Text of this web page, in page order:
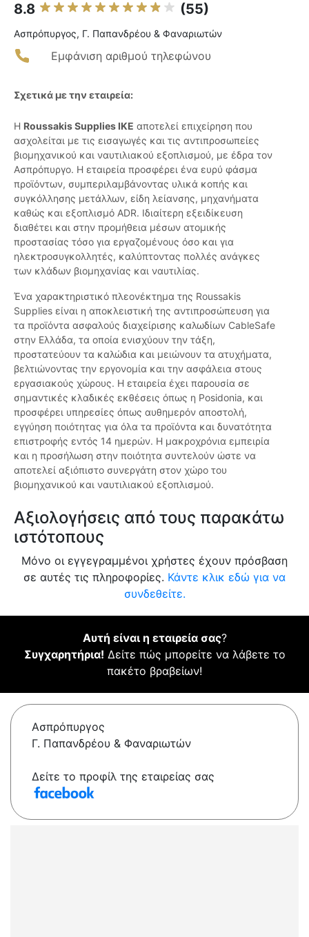
8.8 (55)
Ασπρόπυργος, Γ. Παπανδρέου & Φαναριωτών
Εμφάνιση αριθμού τηλεφώνου
Σχετικά με την εταιρεία:
Η Roussakis Supplies IKE αποτελεί επιχείρηση που
ασχολείται με τις εισαγωγές και τις αντιπροσωπείες
βιομηχανικού και ναυτιλιακού εξοπλισμού, με έδρα τον
Ασπρόπυργο. Η εταιρεία προσφέρει ένα ευρύ φάσμα
προϊόντων, συμπεριλαμβάνοντας υλικά κοπής και
συγκόλλησης μετάλλων, είδη λείανσης, μηχανήματα
καθώς και εξοπλισμό ADR. Ιδιαίτερη εξειδίκευση
διαθέτει και στην προμήθεια μέσων ατομικής
προστασίας τόσο για εργαζομένους όσο και για
ηλεκτροσυγκολλητές, καλύπτοντας πολλές ανάγκες
των κλάδων βιομηχανίας και ναυτιλίας.
Ένα χαρακτηριστικό πλεονέκτημα της Roussakis
Supplies είναι η αποκλειστική της αντιπροσώπευση για
τα προϊόντα ασφαλούς διαχείρισης καλωδίων CableSafe
στην Ελλάδα, τα οποία ενισχύουν την τάξη,
προστατεύουν τα καλώδια και μειώνουν τα ατυχήματα,
βελτιώνοντας την εργονομία και την ασφάλεια στους
εργασιακούς χώρους. Η εταιρεία έχει παρουσία σε
σημαντικές κλαδικές εκθέσεις όπως η Posidonia, και
προσφέρει υπηρεσίες όπως αυθημερόν αποστολή,
εγγύηση ποιότητας για όλα τα προϊόντα και δυνατότητα
επιστροφής εντός 14 ημερών. Η μακροχρόνια εμπειρία
και η προσήλωση στην ποιότητα συντελούν ώστε να
αποτελεί αξιόπιστο συνεργάτη στον χώρο του
βιομηχανικού και ναυτιλιακού εξοπλισμού.
Αξιολογήσεις από τους παρακάτω
ιστότοπους
Μόνο οι εγγεγραμμένοι χρήστες έχουν πρόσβαση
σε αυτές τις πληροφορίες. Κάντε κλικ εδώ για να
συνδεθείτε.
Αυτή είναι η εταιρεία σας?
Συγχαρητήρια! Δείτε πώς μπορείτε να λάβετε το
πακέτο βραβείων!
Ασπρόπυργος
Γ. Παπανδρέου & Φαναριωτών
Δείτε το προφίλ της εταιρείας σας